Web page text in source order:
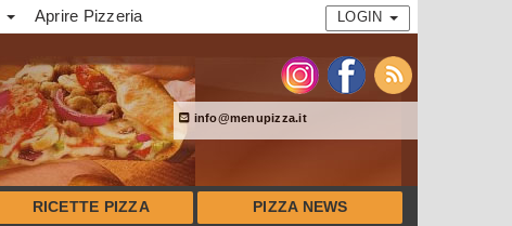
Aprire Pizzeria LOGIN
info@menupizza.it
RICETTE PIZZA PIZZA NEWS